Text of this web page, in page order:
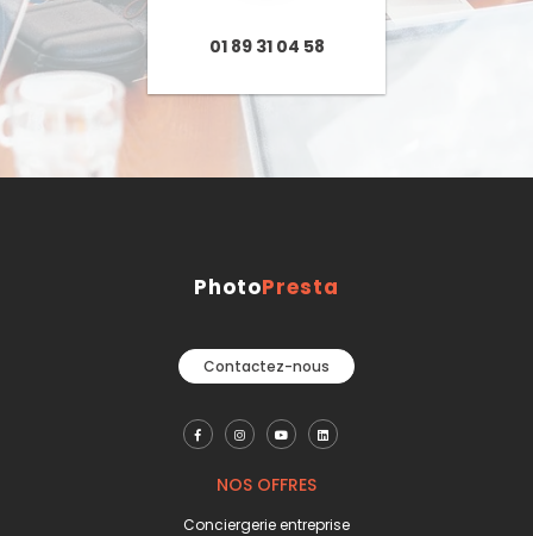
01 89 31 04 58
PhotoPresta
Contactez-nous
NOS OFFRES
Conciergerie entreprise